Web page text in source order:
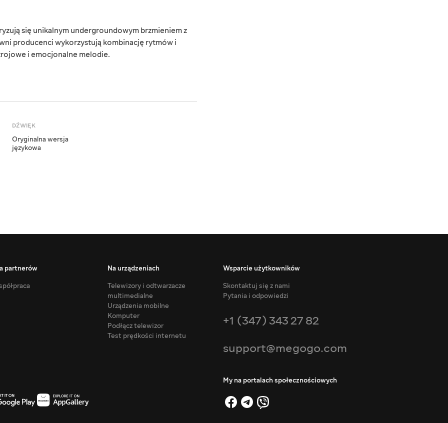
się unikalnym undergroundowym brzmieniem z
producenci wykorzystują kombinację rytmów i
i emocjonalne melodie.
DŹWIĘK
Oryginalna wersja
językowa
partnerów
Na urządzeniach
Telewizory i odtwarzacze
multimedialne
Urządzenia mobilne
Komputer
Podłącz telewizor
Test prędkości internetu
Wsparcie użytkowników
Skontaktuj się z nami
Pytania i odpowiedzi
+1 (347) 343 27 82
support@megogo.com
My na portalach społecznościowych